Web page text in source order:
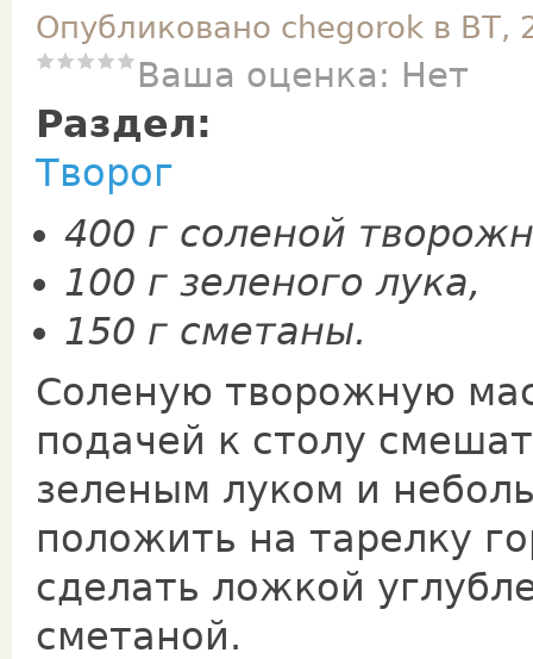
Опубликовано chegorok в ВТ,
Ваша оценка: Нет
Раздел:
Творог
400 г соленой
100 г зеленого лука,
150 г сметаны.
Соленую творожную
подачей к столу
зеленым луком и
положить на тарелку
сделать ложкой
сметаной.